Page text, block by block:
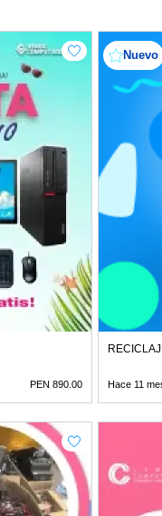
PEN 890.00
Nuevo
Hace 11